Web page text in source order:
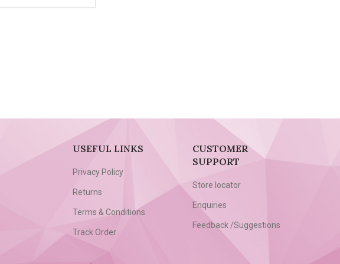
USEFUL LINKS
Privacy Policy
Returns
Terms & Conditions
Track Order
CUSTOMER
SUPPORT
Store locator
Enquiries
Feedback /Suggestions